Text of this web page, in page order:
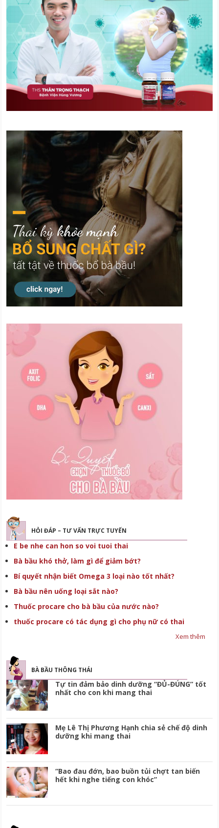
HỎI ĐÁP – TƯ VẤN TRỰC TUYẾN
E be nhe can hon so voi tuoi thai
Bà bầu khó thở, làm gì để giảm bớt?
Bí quyết nhận biết Omega 3 loại nào tốt nhất?
Bà bầu nên uống loại sắt nào?
Thuốc procare cho bà bầu của nước nào?
thuốc procare có tác dụng gì cho phụ nữ có thai
Xem thêm
BÀ BẦU THÔNG THÁI
Tự tin đảm bảo dinh dưỡng “ĐỦ-ĐÚNG” tốt
nhất cho con khi mang thai
Mẹ Lê Thị Phương Hạnh chia sẻ chế độ dinh
dưỡng khi mang thai
“Bao đau đớn, bao buồn tủi chợt tan biến
hết khi nghe tiếng con khóc”